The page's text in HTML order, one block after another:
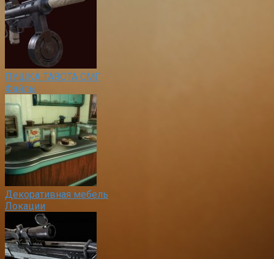
ПУШКА ТАВОТА СМГ
Файлы
Декоративная мебель
Локации